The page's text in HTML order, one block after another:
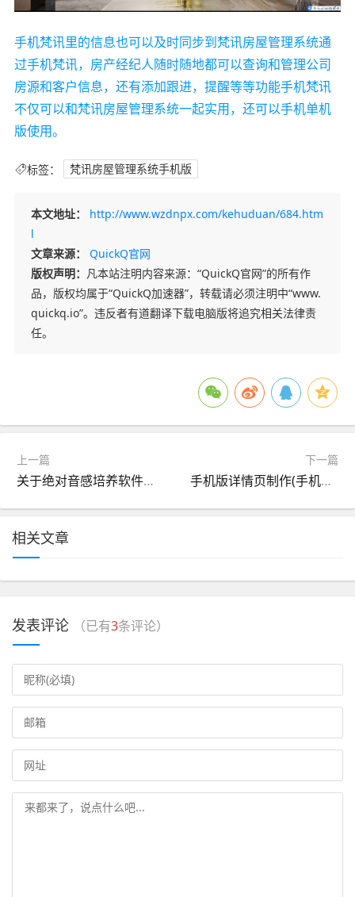
手机梵讯里的信息也可以及时同步到梵讯房屋管理系统通
过手机梵讯，房产经纪人随时随地都可以查询和管理公司
房源和客户信息，还有添加跟进，提醒等等功能手机梵讯
不仅可以和梵讯房屋管理系统一起实用，还可以手机单机
版使用。
标签： 梵讯房屋管理系统手机版
本文地址：
http://www.wzdnpx.com/kehuduan/684.htm
l
文章来源：
QuickQ官网
版权声明： 凡本站注明内容来源：“QuickQ官网”的所有作
品，版权均属于“QuickQ加速器”，转载请必须注明中“www.
quickq.io”。违反者有道翻译下载电脑版将追究相关法律责
任。
上一篇
关于绝对音感培养软件手机版的信息
下一篇
手机版详情页制作(手机版详情页制作方法)
相关文章
发表评论 （已有3条评论）